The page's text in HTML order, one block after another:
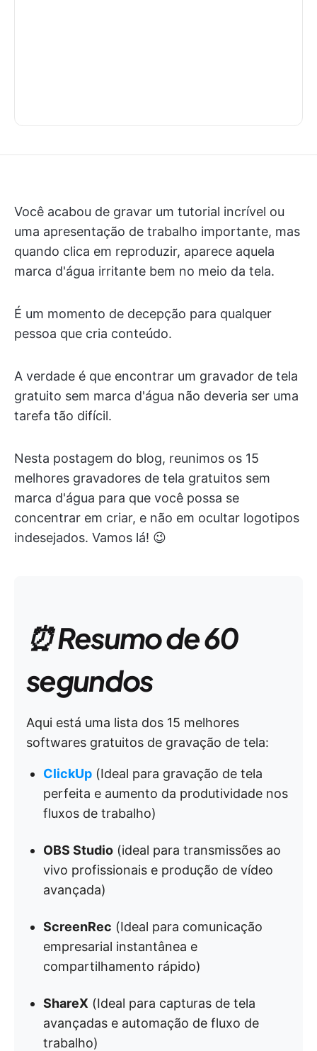
Você acabou de gravar um tutorial incrível ou
uma apresentação de trabalho importante, mas
quando clica em reproduzir, aparece aquela
marca d'água irritante bem no meio da tela.
É um momento de decepção para qualquer
pessoa que cria conteúdo.
A verdade é que encontrar um gravador de tela
gratuito sem marca d'água não deveria ser uma
tarefa tão difícil.
Nesta postagem do blog, reunimos os 15
melhores gravadores de tela gratuitos sem
marca d'água para que você possa se
concentrar em criar, e não em ocultar logotipos
indesejados. Vamos lá! 😉
⏰ Resumo de 60
segundos
Aqui está uma lista dos 15 melhores
softwares gratuitos de gravação de tela:
ClickUp (Ideal para gravação de tela
perfeita e aumento da produtividade nos
fluxos de trabalho)
OBS Studio (ideal para transmissões ao
vivo profissionais e produção de vídeo
avançada)
ScreenRec (Ideal para comunicação
empresarial instantânea e
compartilhamento rápido)
ShareX (Ideal para capturas de tela
avançadas e automação de fluxo de
trabalho)